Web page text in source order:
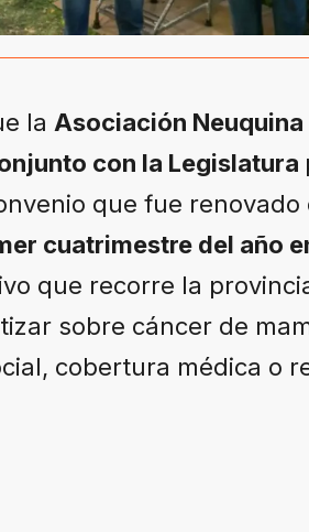
la Asociación
con la Legislatura
que fue renovado
cuatrimestre del año
que recorre la
sobre cáncer de
cobertura médica o